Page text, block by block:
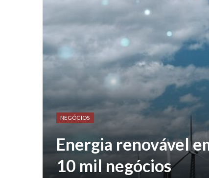
NEGÓCIOS
Energia renovável
10 mil negócios